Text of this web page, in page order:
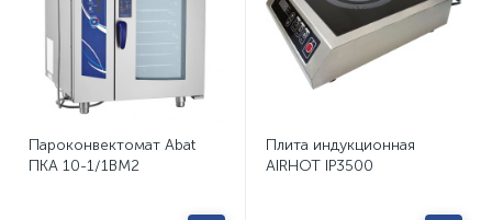
Пароконвектомат Abat
ПКА 10-1/1ВМ2
Плита индукционная
AIRHOT IP3500